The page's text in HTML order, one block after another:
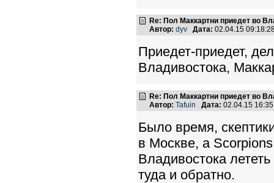
Re: Пол Маккартни приедет во
Автор: dyv Дата: 02.04.15
Приедет-приедет,
Владивостока,
Re: Пол Маккартни приедет во
Автор: Tafuin Дата: 02.04.15
Было время,
в Москве, а
Владивостока
туда и обратно.